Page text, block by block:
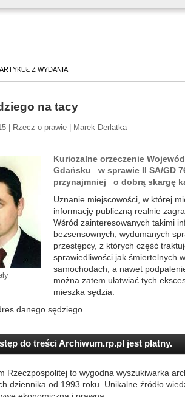
Z WYDANIA
na tacy
| Rzecz o prawie | Marek Derlatka
Kuriozalne orzeczenie
Gdańsku w sprawie II SA/GD
przynajmniej o dobrą skargę
Uznanie miejscowości, w której
informację publiczną realnie
Wśród zainteresowanych takimi
bezsensownych, wydumanych
przestępcy, z których część
sprawiedliwości jak śmiertelnych
samochodach, a nawet
można zatem ułatwiać tych
mieszka sędzia.
danego sędziego...
do treści Archiwum.rp.pl jest płatny.
Rzeczpospolitej to wygodna wyszukiwarka
dziennika od 1993 roku. Unikalne źródło